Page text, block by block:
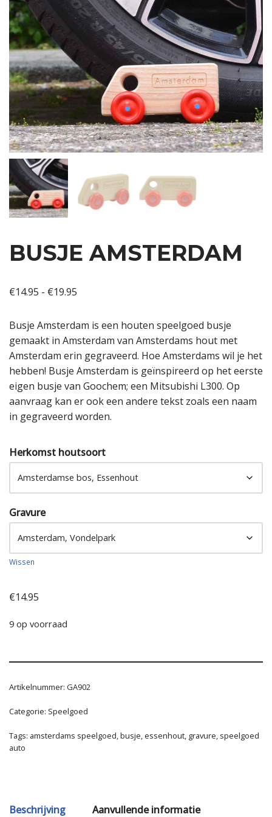
BUSJE AMSTERDAM
€14.95 - €19.95
Busje Amsterdam is een houten speelgoed busje
gemaakt in Amsterdam van Amsterdams hout met
Amsterdam erin gegraveerd. Hoe Amsterdams wil je het
hebben! Busje Amsterdam is geïnspireerd op het eerste
eigen busje van Goochem; een Mitsubishi L300. Op
aanvraag kan er ook een andere tekst zoals een naam
in gegraveerd worden.
Herkomst houtsoort
Gravure
Wissen
€14.95
9 op voorraad
Artikelnummer: GA902
Categorie: Speelgoed
Tags: amsterdams speelgoed,busje,essenhout, gravure, speelgoed
auto
Beschrijving Aanvullende informatie